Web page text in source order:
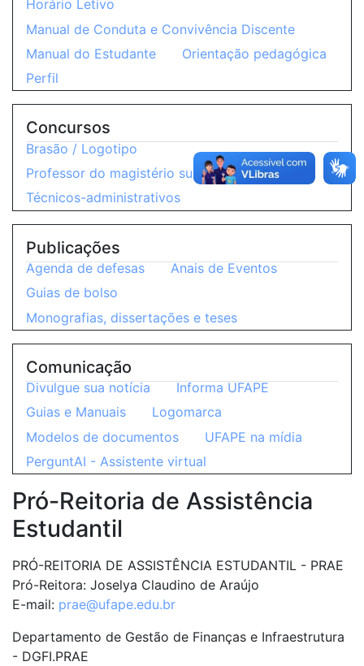
Pró-Reitoria de Assistência
Estudantil
PRÓ-REITORIA DE ASSISTÊNCIA ESTUDANTIL - PRAE
Pró-Reitora: Joselya Claudino de Araújo
E-mail: prae@ufape.edu.br
Departamento de Gestão de Finanças e Infraestrutura
- DGFI.PRAE
Horário Letivo
Manual de Conduta e Convivência Discente
Manual do Estudante
Orientação pedagógica
Perfil
Concursos
Brasão / Logotipo
Professor do magistério superior
Técnicos-administrativos
Publicações
Agenda de defesas
Anais de Eventos
Guias de bolso
Monografias, dissertações e teses
Comunicação
Divulgue sua notícia
Informa UFAPE
Guias e Manuais
Logomarca
Modelos de documentos
UFAPE na mídia
PerguntAI - Assistente virtual